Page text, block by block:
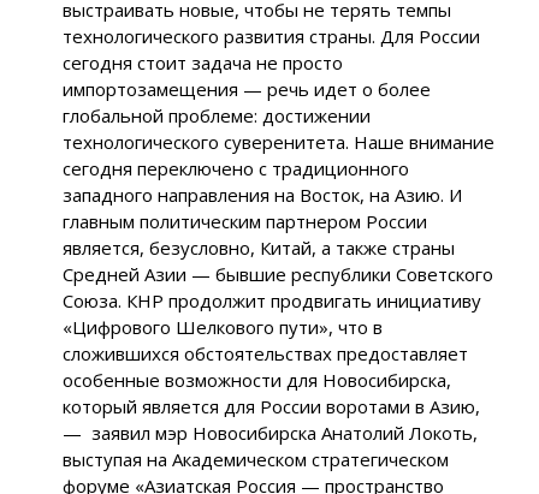
выстраивать новые, чтобы не терять темпы
технологического развития страны. Для России
сегодня стоит задача не просто
импортозамещения — речь идет о более
глобальной проблеме: достижении
технологического суверенитета. Наше внимание
сегодня переключено с традиционного
западного направления на Восток, на Азию. И
главным политическим партнером России
является, безусловно, Китай, а также страны
Средней Азии — бывшие республики Советского
Союза. КНР продолжит продвигать инициативу
«Цифрового Шелкового пути», что в
сложившихся обстоятельствах предоставляет
особенные возможности для Новосибирска,
который является для России воротами в Азию,
— заявил мэр Новосибирска Анатолий Локоть,
выступая на Академическом стратегическом
форуме «Азиатская Россия — пространство